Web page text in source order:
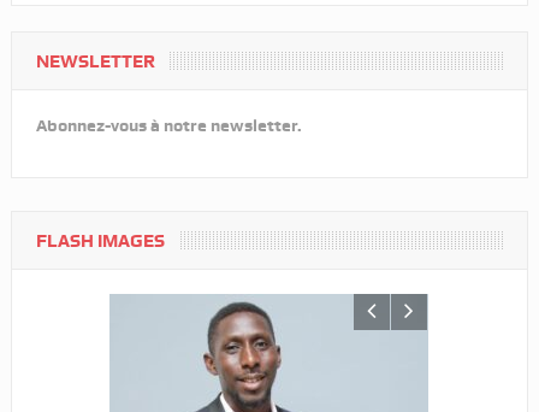
NEWSLETTER
Abonnez-vous à notre newsletter.
FLASH IMAGES